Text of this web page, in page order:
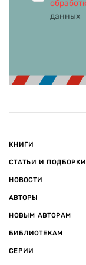
данных
КНИГИ
СТАТЬИ И ПОДБОРКИ
НОВОСТИ
АВТОРЫ
НОВЫМ АВТОРАМ
БИБЛИОТЕКАМ
СЕРИИ